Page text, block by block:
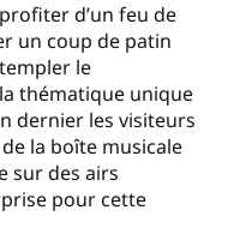
d’un feu de
un coup de patin
le
thématique unique
dernier les visiteurs
la boîte musicale
sur des airs
pour cette